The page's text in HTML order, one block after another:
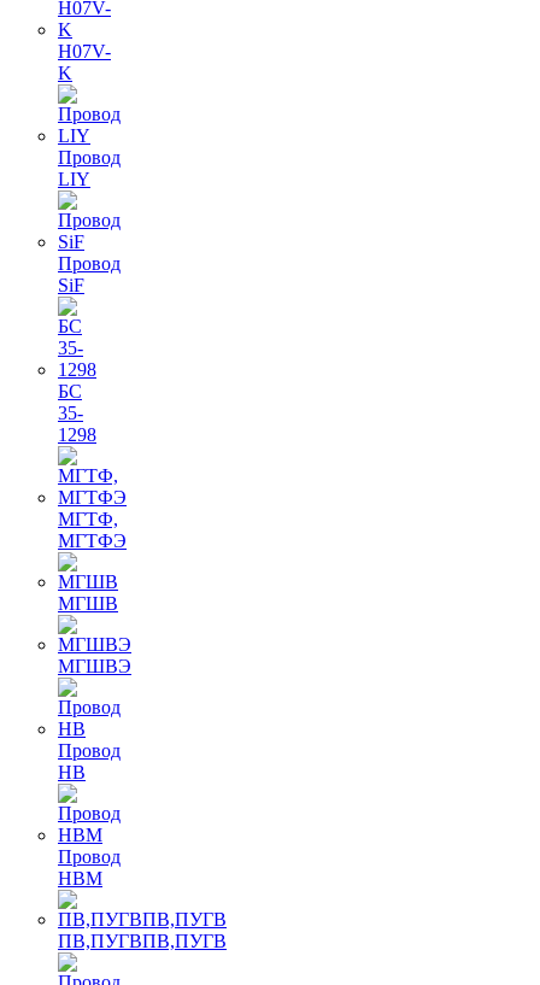
H07V-
K
Провод
LIY
Провод
SiF
БС
35-
1298
МГТФ,
МГТФЭ
МГШВ
МГШВЭ
Провод
НВ
Провод
НВМ
ПВ,ПУГВПВ,ПУГВ